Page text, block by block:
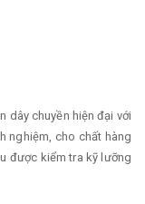
dây chuyền hiện đại với
nghiệm, cho chất hàng
được kiểm tra kỹ lưỡng